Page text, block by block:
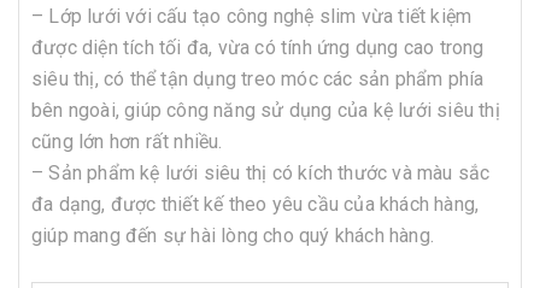
– Lớp lưới với cấu tạo công nghệ slim vừa tiết kiệm
được diện tích tối đa, vừa có tính ứng dụng cao trong
siêu thị, có thể tận dụng treo móc các sản phẩm phía
bên ngoài, giúp công năng sử dụng của kệ lưới siêu thị
cũng lớn hơn rất nhiều.
– Sản phẩm kệ lưới siêu thị có kích thước và màu sắc
đa dạng, được thiết kế theo yêu cầu của khách hàng,
giúp mang đến sự hài lòng cho quý khách hàng.